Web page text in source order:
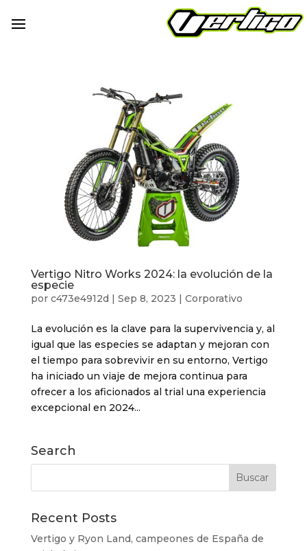
Vertigo Nitro Works 2024: la evolución de la
especie
por c473e4912d | Sep 8, 2023 | Corporativo
La evolución es la clave para la supervivencia y, al
igual que las especies se adaptan y mejoran con
el tiempo para sobrevivir en su entorno, Vertigo
ha iniciado un viaje de mejora continua para
ofrecer a los aficionados al trial una experiencia
excepcional en 2024...
Search
Recent Posts
Vertigo y Ryon Land, campeones de España de